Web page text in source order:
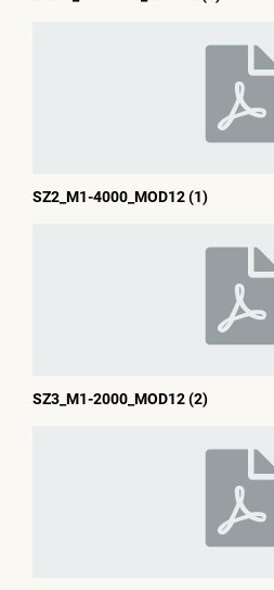
SZ2_M1-4000_MOD12 (1)
SZ3_M1-2000_MOD12 (2)